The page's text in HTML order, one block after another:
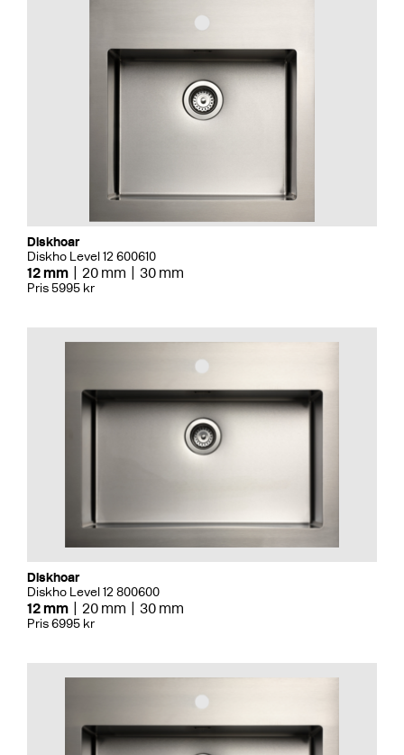
Diskhoar
Diskho Level 12 600610
12 mm 20 mm 30 mm
Pris 5995 kr
Diskhoar
Diskho Level 12 800600
12 mm 20 mm 30 mm
Pris 6995 kr